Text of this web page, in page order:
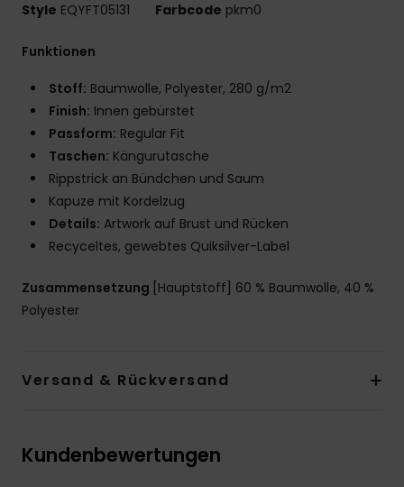
Style EQYFT05131 Farbcode pkm0
Funktionen
Stoff: Baumwolle, Polyester, 280 g/m2
Finish: Innen gebürstet
Passform: Regular Fit
Taschen: Kängurutasche
Rippstrick an Bündchen und Saum
Kapuze mit Kordelzug
Details: Artwork auf Brust und Rücken
Recyceltes, gewebtes Quiksilver-Label
Zusammensetzung [Hauptstoff] 60 % Baumwolle, 40 %
Polyester
Versand & Rückversand
Kundenbewertungen